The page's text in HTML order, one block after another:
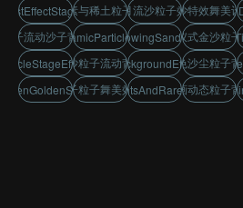
硅元素与稀土粒子特效岁月流沙粒子效果风沙特效舞美
粒子流动沙子背景
SandArtDynamicParticleBackground
GoldenFlowingSandDustEffect
启动仪式金沙粒
金沙粒子流动背景
ParticleBackgroundEffectDesign
金色沙尘粒子背
沙子粒子舞美效果 沙画动态粒子